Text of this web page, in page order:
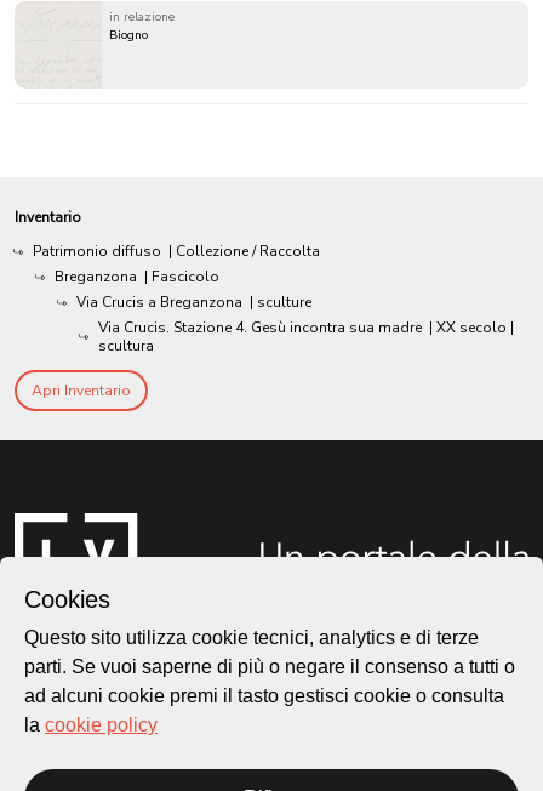
in relazione
Biogno
Inventario
Patrimonio diffuso | Collezione / Raccolta
Breganzona | Fascicolo
Via Crucis a Breganzona | sculture
Via Crucis. Stazione 4. Gesù incontra sua madre | XX secolo |
scultura
Apri Inventario
Città di Lugano
Cookies
Questo sito utilizza cookie tecnici, analytics e di terze
parti. Se vuoi saperne di più o negare il consenso a tutti o
ad alcuni cookie premi il tasto gestisci cookie o consulta
la cookie policy